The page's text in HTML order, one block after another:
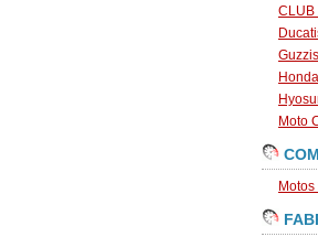
CLUB
Moto